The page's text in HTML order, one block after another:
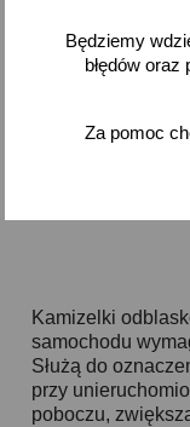
Kamizelki
samochodu
Służą do
przy
poboczu,
Będziemy
błędów oraz
Za pomoc